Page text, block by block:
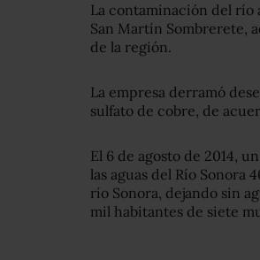
La contaminación del río
San Martín Sombrerete,
de la región.
La empresa derramó
sulfato de cobre, de
El 6 de agosto de 2014,
las aguas del Río
río Sonora, dejando sin
mil habitantes de siete